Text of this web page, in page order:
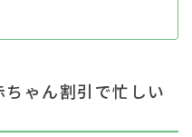
ゃん割引で忙しい